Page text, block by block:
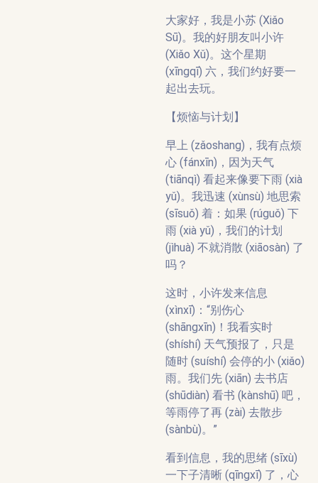
大家好，我是小苏 (Xiǎo
Sū)。我的好朋友叫小许
(Xiǎo Xǔ)。这个星期
(xīngqī) 六，我们约好要一
起出去玩。
【烦恼与计划】
早上 (zǎoshang)，我有点烦
心 (fánxīn)，因为天气
(tiānqì) 看起来像要下雨 (xià
yǔ)。我迅速 (xùnsù) 地思索
(sīsuǒ) 着：如果 (rúguǒ) 下
雨 (xià yǔ)，我们的计划
(jìhuà) 不就消散 (xiāosàn) 了
吗？
这时，小许发来信息
(xìnxī)：“别伤心
(shāngxīn)！我看实时
(shíshí) 天气预报了，只是
随时 (suíshí) 会停的小 (xiǎo)
雨。我们先 (xiān) 去书店
(shūdiàn) 看书 (kànshū) 吧，
等雨停了再 (zài) 去散步
(sànbù)。”
看到信息，我的思绪 (sīxù)
一下子清晰 (qīngxī) 了，心